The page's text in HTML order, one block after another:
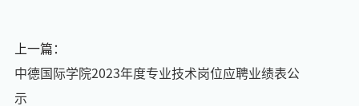
上一篇：
中德国际学院2023年度专业技术岗位应聘业绩表公
示